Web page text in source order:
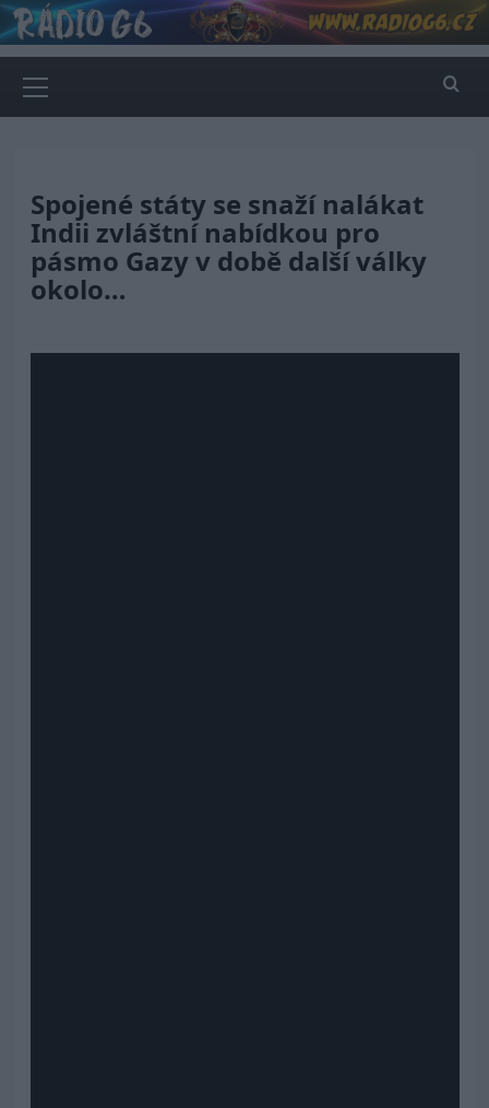
Skip
to
content
Menu
Spojené státy se snaží nalákat
Indii zvláštní nabídkou pro
pásmo Gazy v době další války
okolo…